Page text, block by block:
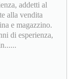
addetti al
alla vendita
e magazzino.
di esperienza,